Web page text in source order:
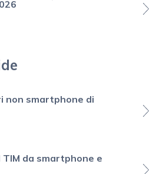
non smartphone di
TIM da smartphone e